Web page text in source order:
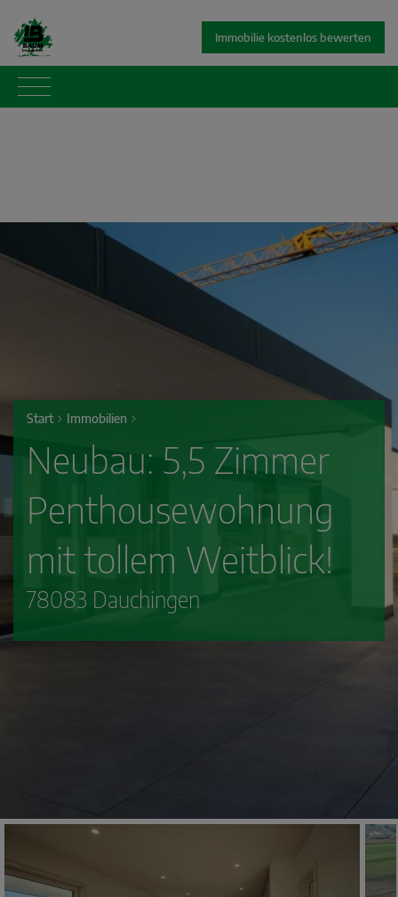
Immobilie kostenlos bewerten
Start Immobilien
Neubau: 5,5 Zimmer
Penthousewohnung
mit tollem Weitblick!
78083 Dauchingen